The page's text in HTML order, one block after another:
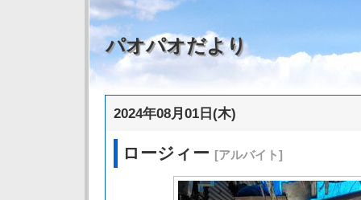
パオパオだより
2024年08月01日(木)
ロージィー [アルバイト]